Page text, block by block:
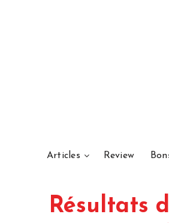
Articles Review
Résultats